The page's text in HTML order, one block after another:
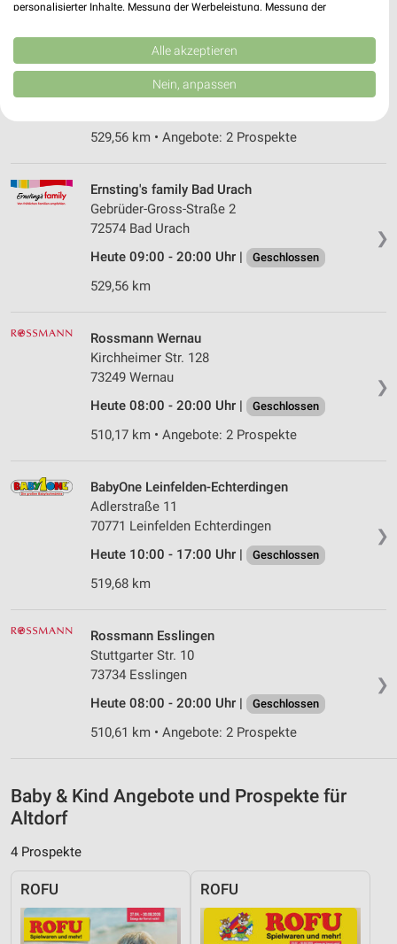
Rossmann Bad Urach
Gebrüder-Gross-Str. 2
72574 Bad Urach
529,56 km • Angebote: 2 Prospekte
❯
Ernsting's family Bad Urach
Gebrüder-Gross-Straße 2
72574 Bad Urach
Heute 09:00 - 20:00 Uhr |
Geschlossen
529,56 km
❯
Rossmann Wernau
Kirchheimer Str. 128
73249 Wernau
Heute 08:00 - 20:00 Uhr |
Geschlossen
510,17 km • Angebote: 2 Prospekte
❯
BabyOne Leinfelden-Echterdingen
Adlerstraße 11
70771 Leinfelden Echterdingen
Heute 10:00 - 17:00 Uhr |
Geschlossen
519,68 km
❯
Rossmann Esslingen
Stuttgarter Str. 10
73734 Esslingen
Heute 08:00 - 20:00 Uhr |
Geschlossen
510,61 km • Angebote: 2 Prospekte
Baby & Kind Angebote und Prospekte für
Altdorf
4 Prospekte
ROFU ROFU
personalisierter Inhalte. Messung der Werbeleistung. Messung der
Kombinationen von Daten aus verschiedenen Quellen. Entwicklung und
Verbesserung der Angebote. Verwendung reduzierter Daten zur Auswahl
von Inhalten.
Daten können außerhalb der Europäischen Union weitergegeben und in die
USA gesendet werden.
Website/App.
Partnerliste anzeigen (1 IAB-Anbieter)
IAB-Verarbeitungszwecke:
Speichern von oder Zugriff auf Informationen
auf einem Endgerät
Verwendung reduzierter Daten zur Auswahl von
Werbeanzeigen
Werbung
Verwendung von Profilen zur Auswahl
Erstellung von Profilen zur Personalisierung
von Inhalten
Verwendung von Profilen zur Auswahl
personalisierter Inhalte
Messung der Werbeleistung
Messung der Performance von Inhalten
Quellen
Entwicklung und Verbesserung der Angebote
Verwendung reduzierter Daten zur Auswahl von
Geräte anhand von aktiv angeforderten
Informationen identifizieren
Nicht-IAB-Verarbeitungszwecke:
Notwendig
Performance
Alle akzeptieren
Nein, anpassen